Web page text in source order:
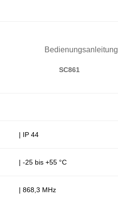
Bedienungsanleitung
SC861
| IP 44
| -25 bis +55 °C
| 868,3 MHz